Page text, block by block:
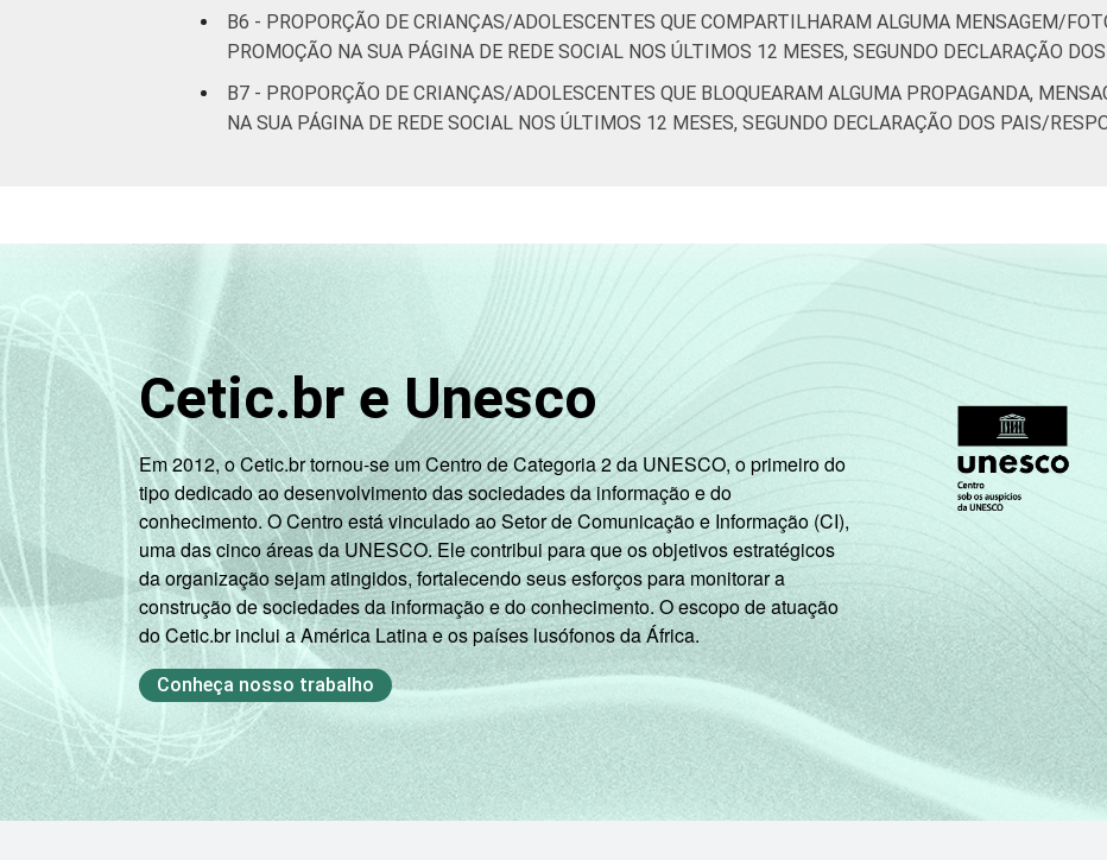
B6 - PROPORÇÃO DE CRIANÇAS/ADOLESCENTES QUE COMPARTILHARAM ALGUMA MENSAGEM/
PROMOÇÃO NA SUA PÁGINA DE REDE SOCIAL NOS ÚLTIMOS 12 MESES, SEGUNDO DECLARAÇÃO
B7 - PROPORÇÃO DE CRIANÇAS/ADOLESCENTES QUE BLOQUEARAM ALGUMA PROPAGANDA,
NA SUA PÁGINA DE REDE SOCIAL NOS ÚLTIMOS 12 MESES, SEGUNDO DECLARAÇÃO DOS PAIS/
Cetic.br e Unesco
Em 2012, o Cetic.br tornou-se um Centro de Categoria 2 da UNESCO, o primeiro do
tipo dedicado ao desenvolvimento das sociedades da informação e do
conhecimento. O Centro está vinculado ao Setor de Comunicação e Informação (CI),
uma das cinco áreas da UNESCO. Ele contribui para que os objetivos estratégicos
da organização sejam atingidos, fortalecendo seus esforços para monitorar a
construção de sociedades da informação e do conhecimento. O escopo de atuação
do Cetic.br inclui a América Latina e os países lusófonos da África.
Conheça nosso trabalho